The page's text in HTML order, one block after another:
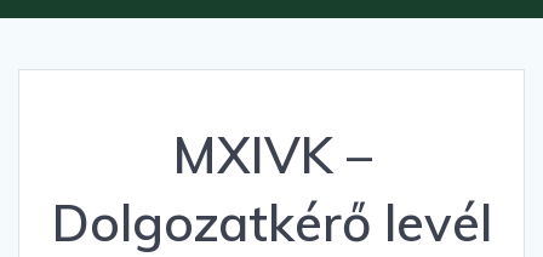
MXIVK –
Dolgozatkérő levél